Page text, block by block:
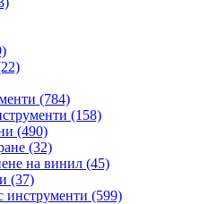
(784)
(158)
(490)
(32)
на винил (45)
(37)
инструменти (599)